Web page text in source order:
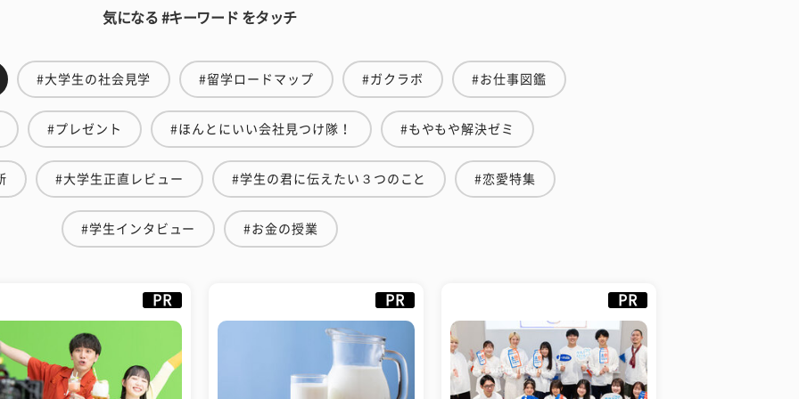
気になる #キーワード をタッチ
#大学生の社会見学 #留学ロードマップ #ガクラボ #お仕事図鑑
#プレゼント #ほんとにいい会社見つけ隊！ #もやもや解決ゼミ
#大学生正直レビュー #学生の君に伝えたい３つのこと #恋愛特集
#学生インタビュー #お金の授業
PR PR PR